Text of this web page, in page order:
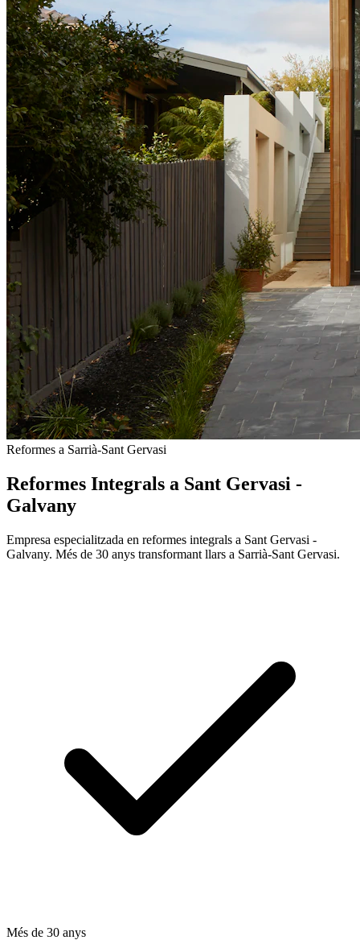
Reformes a Sarrià-Sant Gervasi
Reformes Integrals a Sant Gervasi -
Galvany
Empresa especialitzada en reformes integrals a Sant Gervasi -
Galvany. Més de 30 anys transformant llars a Sarrià-Sant Gervasi.
Més de 30 anys